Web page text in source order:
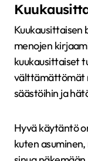
Kuukausittaisen
menojen
kuukausittaiset
välttämättömät
säästöihin ja
Hyvä käytäntö
kuten